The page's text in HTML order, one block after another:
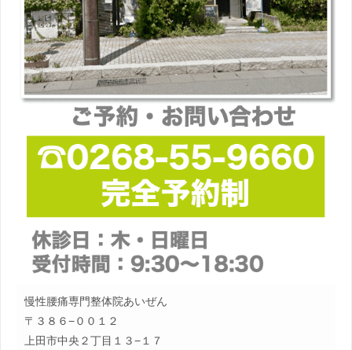
慢性腰痛専門整体院あいぜん
〒３８６−００１２
上田市中央２丁目１３−１７